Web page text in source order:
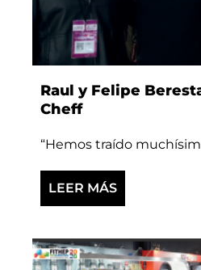
Raul y Felipe
Cheff
“Hemos traído
LEER MÁS